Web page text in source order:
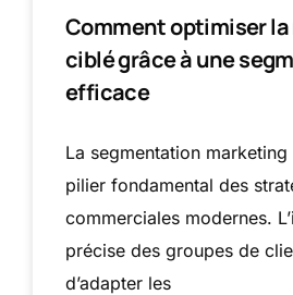
Comment optimiser
ciblé grâce à une
efficace
La segmentation
pilier fondamental des
commerciales modernes.
précise des groupes de
d’adapter les